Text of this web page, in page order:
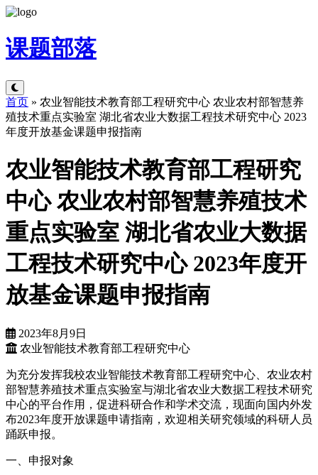
课题部落
首页 » 农业智能技术教育部工程研究中心 农业农村部智慧养
殖技术重点实验室 湖北省农业大数据工程技术研究中心 2023
年度开放基金课题申报指南
农业智能技术教育部工程研究
中心 农业农村部智慧养殖技术
重点实验室 湖北省农业大数据
工程技术研究中心 2023年度开
放基金课题申报指南
2023年8月9日
农业智能技术教育部工程研究中心
为充分发挥我校农业智能技术教育部工程研究中心、农业农村
部智慧养殖技术重点实验室与湖北省农业大数据工程技术研究
中心的平台作用，促进科研合作和学术交流，现面向国内外发
布2023年度开放课题申请指南，欢迎相关研究领域的科研人员
踊跃申报。
一、申报对象